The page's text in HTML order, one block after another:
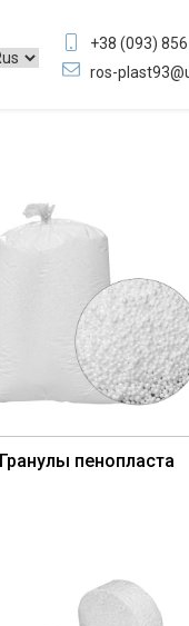
+38 (093)
ros-
Гранулы пенопласта